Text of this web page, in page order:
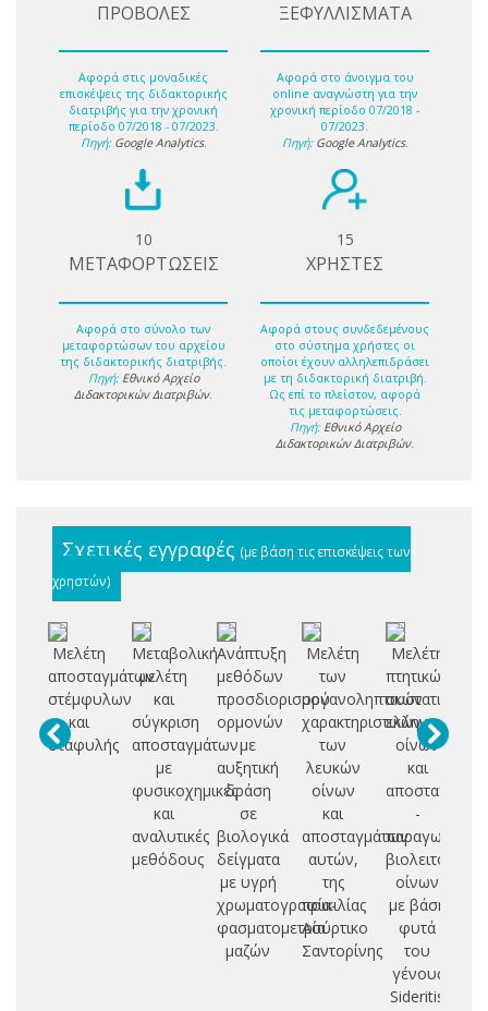
ΠΡΟΒΟΛΕΣ
Αφορά στις μοναδικές
επισκέψεις της διδακτορικής
διατριβής για την χρονική
περίοδο 07/2018 - 07/2023.
Πηγή: Google Analytics.
ΞΕΦΥΛΛΙΣΜΑΤΑ
Αφορά στο άνοιγμα του
online αναγνώστη για την
χρονική περίοδο 07/2018 -
07/2023.
Πηγή: Google Analytics.
10
ΜΕΤΑΦΟΡΤΩΣΕΙΣ
Αφορά στο σύνολο των
μεταφορτώσων του αρχείου
της διδακτορικής διατριβής.
Πηγή: Εθνικό Αρχείο
Διδακτορικών Διατριβών.
15
ΧΡΗΣΤΕΣ
Αφορά στους συνδεδεμένους
στο σύστημα χρήστες οι
οποίοι έχουν αλληλεπιδράσει
με τη διδακτορική διατριβή.
Ως επί το πλείστον, αφορά
τις μεταφορτώσεις.
Πηγή: Εθνικό Αρχείο
Διδακτορικών Διατριβών.
Σχετικές εγγραφές (με βάση τις επισκέψεις των
χρηστών)
Μελέτη
αποσταγμάτων
στέμφυλων
και
σταφυλής
Μεταβολική
μελέτη
και
σύγκριση
αποσταγμάτων
με
φυσικοχημικές
και
αναλυτικές
μεθόδους
Ανάπτυξη
μεθόδων
προσδιορισμού
ορμονών
με
αυξητική
δράση
σε
βιολογικά
δείγματα
με υγρή
χρωματογραφία-
φασματομετρία
μαζών
Μελέτη
των
οργανοληπτικών
χαρακτηριστικών
των
λευκών
οίνων
και
αποσταγμάτων
αυτών,
της
ποικιλίας
Ασύρτικο
Σαντορίνης
Μελέτη
πτητικών
συστατικών
ελληνικών
οίνων
και
-
παραγωγή
οίνων
με βάση
φυτά
του
γένους
Sideritis